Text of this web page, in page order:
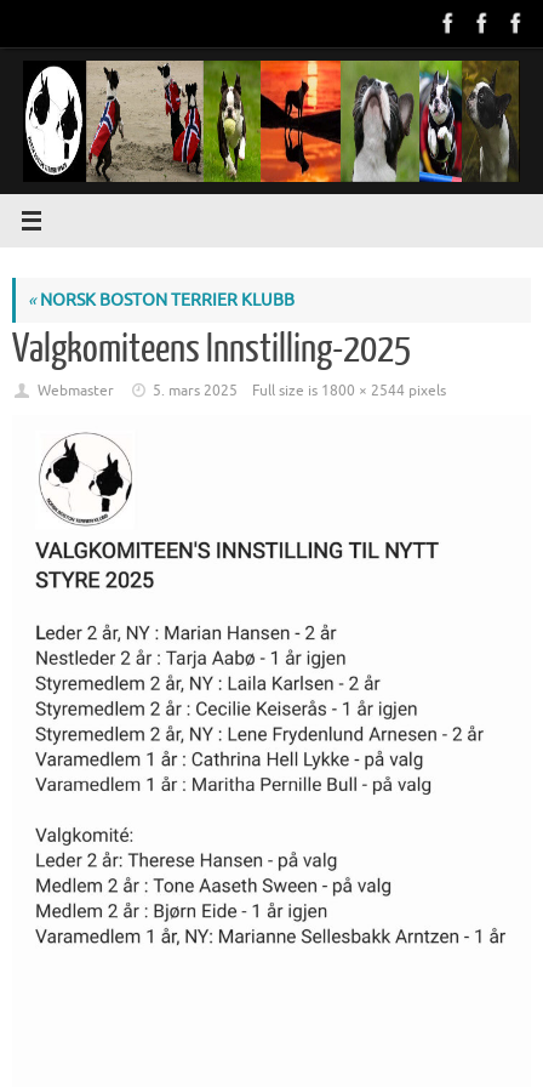
content
«NORSK BOSTON TERRIER KLUBB
Valgkomiteens Innstilling-2025
Webmaster 5. mars 2025 Full size is 1800 × 2544 pixels